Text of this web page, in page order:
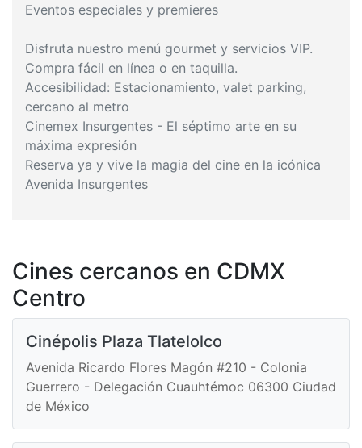
Eventos especiales y premieres
Disfruta nuestro menú gourmet y servicios VIP.
Compra fácil en línea o en taquilla.
Accesibilidad: Estacionamiento, valet parking,
cercano al metro
Cinemex Insurgentes - El séptimo arte en su
máxima expresión
Reserva ya y vive la magia del cine en la icónica
Avenida Insurgentes
Cines cercanos en CDMX
Centro
Cinépolis Plaza Tlatelolco
Avenida Ricardo Flores Magón #210 - Colonia
Guerrero - Delegación Cuauhtémoc 06300 Ciudad
de México